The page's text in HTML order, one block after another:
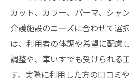
カット、カラー、パーマ、シャ
介護施設のニーズに合わせて選
は、利用者の体調や希望に配慮
調整や、車いすでも受けられる
す。実際に利用した方の口コミ